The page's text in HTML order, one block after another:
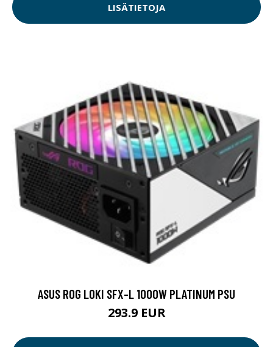
LISÄTIETOJA
ASUS ROG LOKI SFX-L 1000W PLATINUM PSU
293.9 EUR